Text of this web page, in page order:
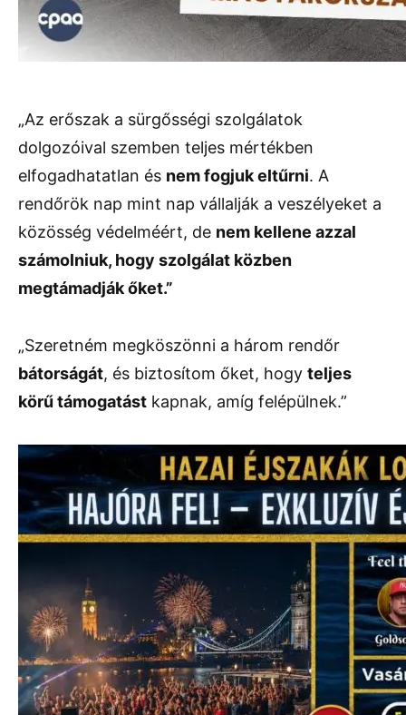
„Az erőszak a sürgősségi szolgálatok
dolgozóival szemben teljes mértékben
elfogadhatatlan és nem fogjuk eltűrni. A
rendőrök nap mint nap vállalják a veszélyeket a
közösség védelméért, de nem kellene azzal
számolniuk, hogy szolgálat közben
megtámadják őket.”
„Szeretném megköszönni a három rendőr
bátorságát, és biztosítom őket, hogy teljes
körű támogatást kapnak, amíg felépülnek.”